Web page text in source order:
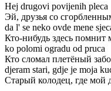
Hej drugovi povijenih pleca
Эй, друзья со
da l' se neko ovde mene
Кто-нибудь здесь помнит
ko polomi ogradu od pruca
Кто сломал плетёный
djeram stari, gdje je moja
Старый колодец, где мой